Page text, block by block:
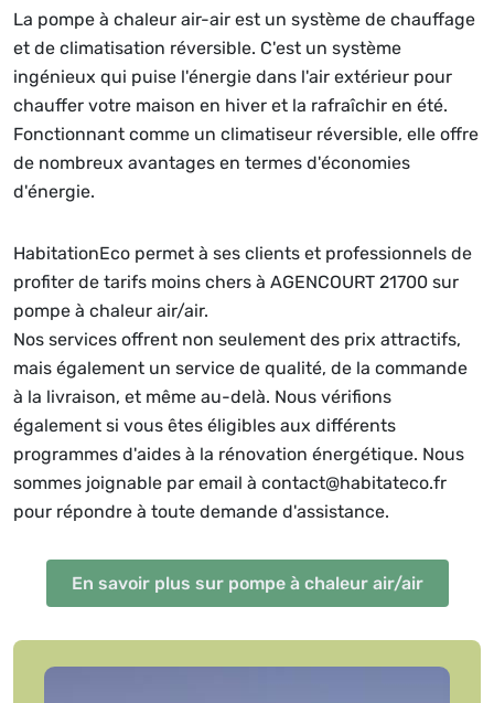
La pompe à chaleur air-air est un système de chauffage
et de climatisation réversible. C'est un système
ingénieux qui puise l'énergie dans l'air extérieur pour
chauffer votre maison en hiver et la rafraîchir en été.
Fonctionnant comme un climatiseur réversible, elle offre
de nombreux avantages en termes d'économies
d'énergie.
HabitationEco permet à ses clients et professionnels de
profiter de tarifs moins chers à AGENCOURT 21700 sur
pompe à chaleur air/air.
Nos services offrent non seulement des prix attractifs,
mais également un service de qualité, de la commande
à la livraison, et même au-delà. Nous vérifions
également si vous êtes éligibles aux différents
programmes d'aides à la rénovation énergétique. Nous
sommes joignable par email à contact@habitateco.fr
pour répondre à toute demande d'assistance.
En savoir plus sur pompe à chaleur air/air